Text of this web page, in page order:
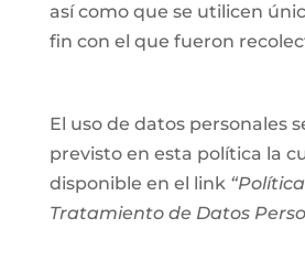
así como que se utilicen
fin con el que fueron
El uso de datos personales
previsto en esta política la
disponible en el link
Tratamiento de Datos